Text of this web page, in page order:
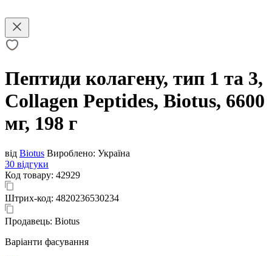
Пептиди колагену, тип 1 та 3,
Collagen Peptides, Biotus, 6600
мг, 198 г
від Biotus Вироблено: Україна
30 відгуки
Код товару: 42929
Штрих-код: 4820236530234
Продавець: Biotus
Варіанти фасування